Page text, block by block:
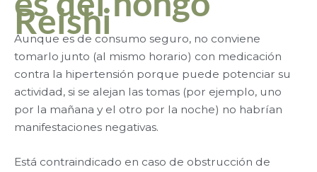
Reishi
Aunque es de consumo seguro, no conviene
tomarlo junto (al mismo horario) con medicación
contra la hipertensión porque puede potenciar su
actividad, si se alejan las tomas (por ejemplo, uno
por la mañana y el otro por la noche) no habrían
manifestaciones negativas.
Está contraindicado en caso de obstrucción de